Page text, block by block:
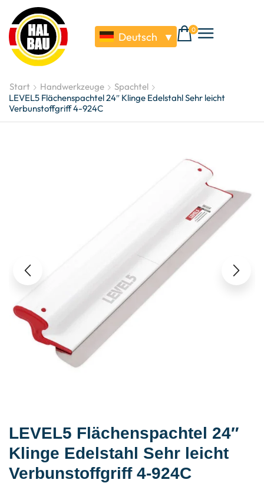
Deutsch ▼
0
Start Handwerkzeuge
Spachtel
LEVEL5 Flächenspachtel 24″ Klinge Edelstahl Sehr leicht
Verbunstoffgriff 4-924C
LEVEL5 Flächenspachtel 24″
Klinge Edelstahl Sehr leicht
Verbunstoffgriff 4-924C